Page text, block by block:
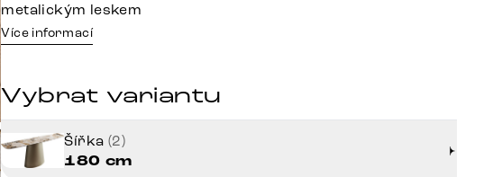
metalickým leskem
Více informací
Vybrat variantu
Šířka (2)
180 cm